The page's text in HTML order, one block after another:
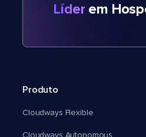
Líder em
Produto
Cloudways Flexible